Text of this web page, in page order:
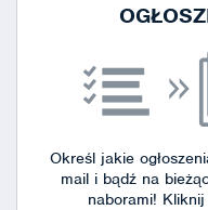
Określ jakie
mail i bądź na
naborami!